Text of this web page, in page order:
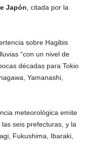
Japón , citada por la
sobre Hagibis
“con un nivel de
décadas para Tokio
Yamanashi,
meteorológica emite
las seis prefecturas, y la
Fukushima, Ibaraki,